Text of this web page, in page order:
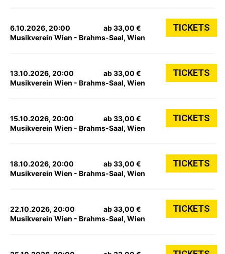
6.10.2026, 20:00
Musikverein Wien - Brahms-Saal, Wien
ab 33,00 € TICKETS
13.10.2026, 20:00
Musikverein Wien - Brahms-Saal, Wien
ab 33,00 € TICKETS
15.10.2026, 20:00
Musikverein Wien - Brahms-Saal, Wien
ab 33,00 € TICKETS
18.10.2026, 20:00
Musikverein Wien - Brahms-Saal, Wien
ab 33,00 € TICKETS
22.10.2026, 20:00
Musikverein Wien - Brahms-Saal, Wien
ab 33,00 € TICKETS